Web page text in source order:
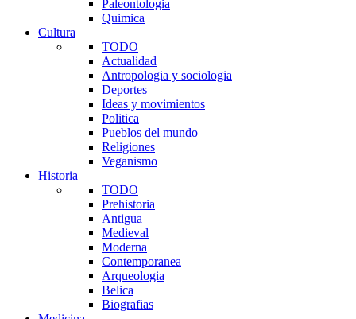
Paleontologia
Quimica
Cultura
TODO
Actualidad
Antropologia y sociologia
Deportes
Ideas y movimientos
Politica
Pueblos del mundo
Religiones
Veganismo
Historia
TODO
Prehistoria
Antigua
Medieval
Moderna
Contemporanea
Arqueologia
Belica
Biografias